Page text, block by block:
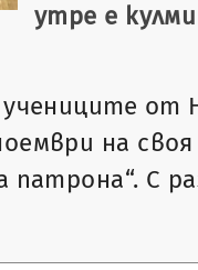
утре е
от
на
патрона“. С